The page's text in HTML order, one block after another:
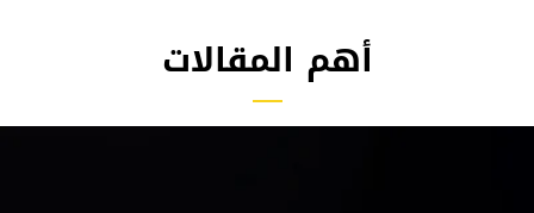
أهم المقالات